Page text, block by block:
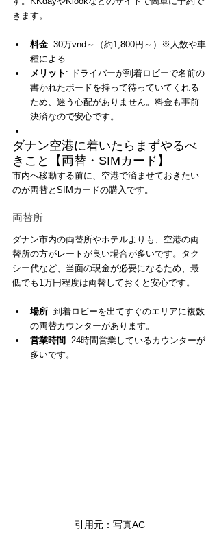
きます。
料金: 30万vnd～（約1,800円～）※人数や車
種による
メリット : ドライバーが到着ロビーで名前の
書かれたボードを持って待っていてくれる
ため、迷う心配がありません。料金も事前
決済なので安心です。
ダナン空港に着いたらまずやるべ
きこと【両替・SIMカード】
市内へ移動する前に、空港で済ませておきたい
のが両替とSIMカードの購入です。
両替所
ダナン市内の両替所やホテルよりも、空港の両
替所の方がレートが良い場合が多いです。タク
シー代など、当面の現金が必要になるため、最
低でも1万円程度は両替しておくと安心です。
場所: 到着ロビーを出てすぐのエリアに複数
の両替カウンターがあります。
営業時間 : 24時間営業しているカウンターが
多いです。
引用元：写真AC